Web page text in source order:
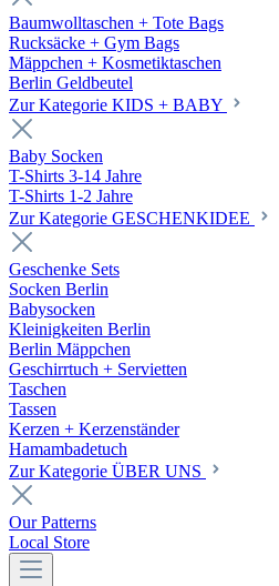
Baumwolltaschen + Tote Bags
Rucksäcke + Gym Bags
Mäppchen + Kosmetiktaschen
Berlin Geldbeutel
Zur Kategorie KIDS + BABY
Baby Socken
T-Shirts 3-14 Jahre
T-Shirts 1-2 Jahre
Zur Kategorie GESCHENKIDEE
Geschenke Sets
Socken Berlin
Babysocken
Kleinigkeiten Berlin
Berlin Mäppchen
Geschirrtuch + Servietten
Taschen
Tassen
Kerzen + Kerzenständer
Hamambadetuch
Zur Kategorie ÜBER UNS
Our Patterns
Local Store